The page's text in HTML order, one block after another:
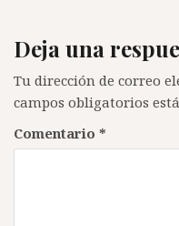
Deja una
Tu dirección de correo
campos obligatorios
Comentario *